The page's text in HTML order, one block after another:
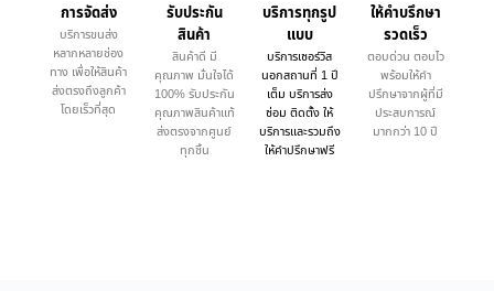
การจัดส่ง
บริการขนส่ง
หลากหลายช่อง
ทาง เพื่อให้สินค้า
ส่งตรงถึงลูกค้า
โดยเร็วที่สุด
รับประกัน
สินค้า
สินค้าดี มี
คุณภาพ มั่นใจได้
100% รับประกัน
คุณภาพสินค้าแท้
ส่งตรงจากศูนย์
ทุกชิ้น
บริการทุกรูป
แบบ
บริการเซอร์วิส
นอกสถานที่ 1 ปี
เต็ม บริการส่ง
ซ่อม ติดตั้ง ให้
บริการและรวมถึง
ให้คำปรึกษาฟรี
ให้คำบรึกษา
รวดเร็ว
ตอบด่วน ตอบไว
พร้อมให้คำ
ปรึกษาจากผู้ที่มี
ประสบการณ์
มากกว่า 10 ปี